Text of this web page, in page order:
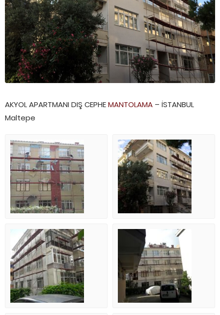
AKYOL APARTMANI DIŞ CEPHEMANTOLAMA – İSTANBUL
Maltepe